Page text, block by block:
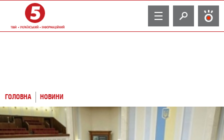
TV
ГОЛОВНА НОВИНИ